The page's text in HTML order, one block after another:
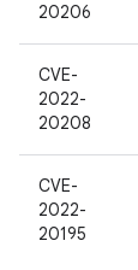
20206
CVE-
2022-
20208
CVE-
2022-
20195